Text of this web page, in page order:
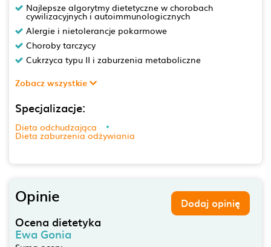
Najlepsze algorytmy dietetyczne w chorobach
cywilizacyjnych i autoimmunologicznych
Alergie i nietolerancje pokarmowe
Choroby tarczycy
Cukrzyca typu II i zaburzenia metaboliczne
Zobacz wszystkie
Specjalizacje:
Dieta odchudzająca
Dieta zaburzenia odżywiania
Opinie Dodaj opinię
Ocena dietetyka
Ewa Gonia